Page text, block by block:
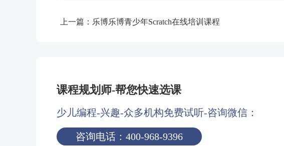
上一篇： 乐博乐博青少年Scratch在线培训课程
课程规划师-帮您快速选课
少儿编程-兴趣-众多机构免费试听-咨询微信：
咨询电话：400-968-9396